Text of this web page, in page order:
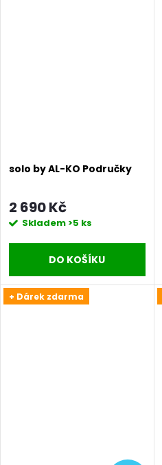
solo by AL-KO Područky
2 690 Kč
Skladem >5 ks
DO KOŠÍKU
+ Dárek zdarma